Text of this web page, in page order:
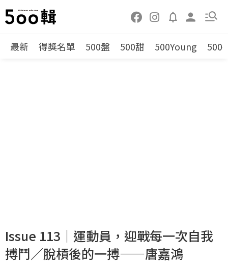
最新 得獎名單 500盤 500甜 500Young 500
Issue 113｜運動員，迎戰每一次自我
搏鬥／脫槓後的一搏——唐嘉鴻